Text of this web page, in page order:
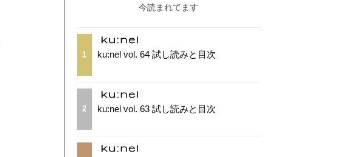
今読まれてます
1 ku:nel vol. 64 試し読みと目次
2 ku:nel vol. 63 試し読みと目次